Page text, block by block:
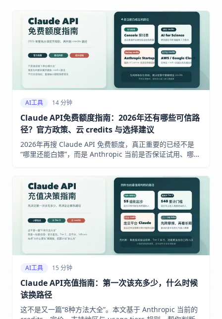
AI工具 14 分钟
Claude API免费额度指南：2026年还有哪些可信路
径？官方政策、云 credits 与选择建议
2026年再搜 Claude API 免费额度，真正重要的已经不是
“哪里还能白嫖”，而是 Anthropic 当前是否保证试用、哪些
何时更划算。本文基于 Anthropic、AWS、Google Cloud
当前资料给出判断。
AI工具 15 分钟
Claude API充值指南：第一次该充多少，什么时候
该换路径
这不是又一篇“8种方法大全”。本文基于 Anthropic 当前的